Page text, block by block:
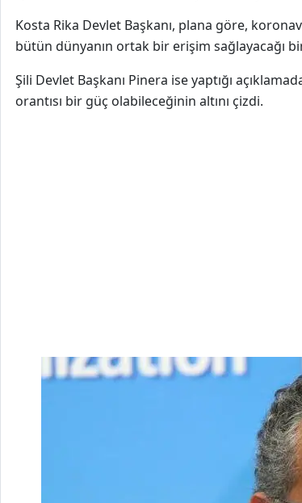
Kosta Rika Devlet Başkanı, plana göre,
bütün dünyanın ortak bir erişim sağlayacağı
Şili Devlet Başkanı Pinera ise yaptığı
orantısı bir güç olabileceğinin altını çizdi.